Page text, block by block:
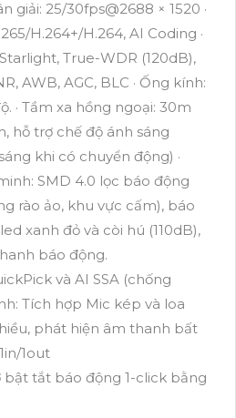
giải: 25/30fps@2688 × 1520 ·
H.264+/H.264, AI Coding ·
True-WDR (120dB),
AWB, AGC, BLC · Ống kính:
· Tầm xa hồng ngoại: 30m
hỗ trợ chế độ ánh sáng
khi có chuyển động) ·
SMD 4.0 lọc báo động
rào ảo, khu vực cấm), báo
xanh đỏ và còi hú (110dB),
báo động.
và AI SSA (chống
Tích hợp Mic kép và loa
phát hiện âm thanh bất
1out
bật tắt báo động 1-click bằng